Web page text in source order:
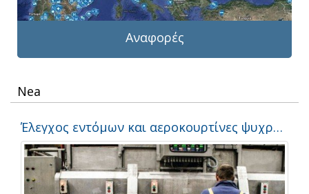
Αναφορές
Nea
Έλεγχος εντόμων και αεροκουρτίνες ψυχρού θαλάμου για ένα κονσερβοποιείο. Περίπτωση μελέτης